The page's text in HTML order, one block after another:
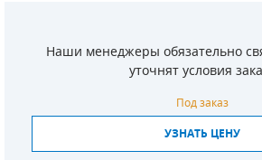
Наши менеджеры обязательно
уточнят условия
Под заказ
УЗНАТЬ ЦЕНУ
ФИЛЬТРОВ
ДЛЯ АДСОРБЦИОННЫХ ОСУШИТЕЛЕЙ